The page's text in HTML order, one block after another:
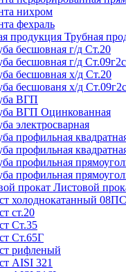
нихром
фехраль
Трубная
бесшовная г/д Ст.20
бесшовная г/д Ст.09г2с
бесшовная х/д Ст.20
бесшованя х/д Ст.09г2с
ВГП
ВГП Оцинкованная
электросварная
профильная
профильная
профильная
профильная
Листовой
холоднокатанный 08ПС
ст.20
Ст.35
Ст.65Г
рифленый
AISI 321